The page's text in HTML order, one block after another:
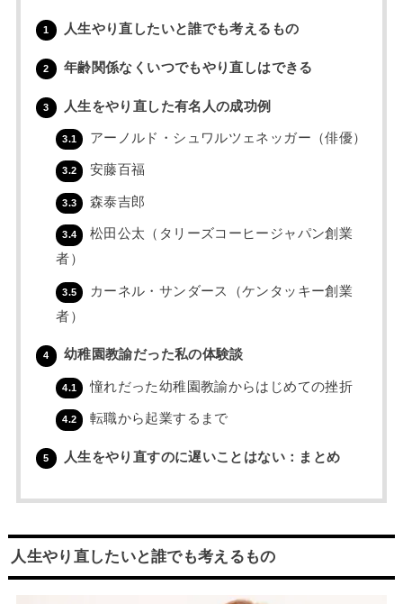
1 人生やり直したいと誰でも考えるもの
2 年齢関係なくいつでもやり直しはできる
3 人生をやり直した有名人の成功例
3.1 アーノルド・シュワルツェネッガー（俳優）
3.2 安藤百福
3.3 森泰吉郎
3.4
松田公太（タリーズコーヒージャパン創業
者）
3.5
カーネル・サンダース（ケンタッキー創業
者）
4 幼稚園教諭だった私の体験談
4.1 憧れだった幼稚園教諭からはじめての挫折
4.2 転職から起業するまで
5 人生をやり直すのに遅いことはない：まとめ
人生やり直したいと誰でも考えるもの